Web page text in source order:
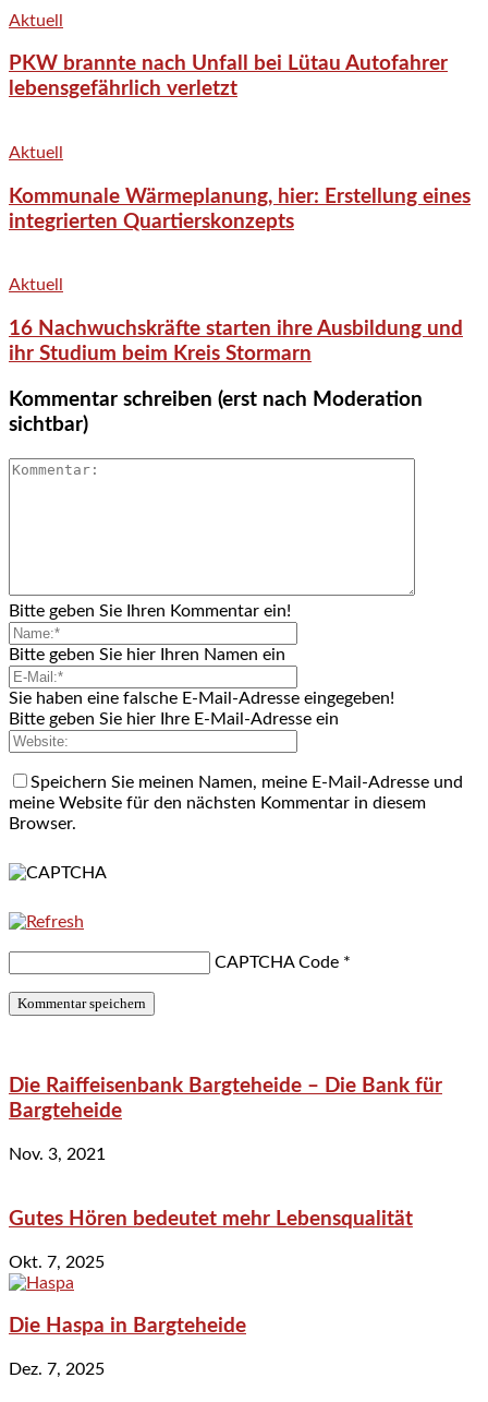
Aktuell
PKW brannte nach Unfall bei Lütau Autofahrer
lebensgefährlich verletzt
Aktuell
Kommunale Wärmeplanung, hier: Erstellung eines
integrierten Quartierskonzepts
Aktuell
16 Nachwuchskräfte starten ihre Ausbildung und
ihr Studium beim Kreis Stormarn
Kommentar schreiben (erst nach Moderation
sichtbar)
Bitte geben Sie Ihren Kommentar ein!
Bitte geben Sie hier Ihren Namen ein
Sie haben eine falsche E-Mail-Adresse eingegeben!
Bitte geben Sie hier Ihre E-Mail-Adresse ein
Speichern Sie meinen Namen, meine E-Mail-Adresse und
meine Website für den nächsten Kommentar in diesem
Browser.
CAPTCHA Code *
Die Raiffeisenbank Bargteheide – Die Bank für
Bargteheide
Nov. 3, 2021
Gutes Hören bedeutet mehr Lebensqualität
Okt. 7, 2025
Die Haspa in Bargteheide
Dez. 7, 2025